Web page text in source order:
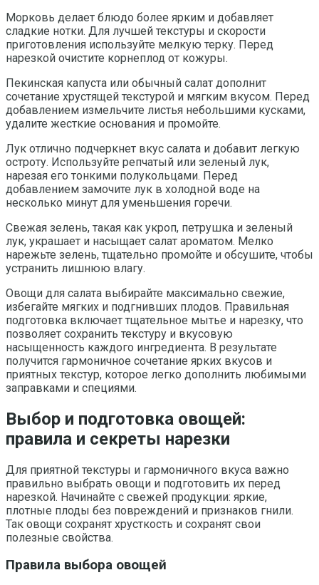
Морковь делает блюдо более ярким и добавляет
сладкие нотки. Для лучшей текстуры и скорости
приготовления используйте мелкую терку. Перед
нарезкой очистите корнеплод от кожуры.
Пекинская капуста или обычный салат дополнит
сочетание хрустящей текстурой и мягким вкусом. Перед
добавлением измельчите листья небольшими кусками,
удалите жесткие основания и промойте.
Лук отлично подчеркнет вкус салата и добавит легкую
остроту. Используйте репчатый или зеленый лук,
нарезая его тонкими полукольцами. Перед
добавлением замочите лук в холодной воде на
несколько минут для уменьшения горечи.
Свежая зелень, такая как укроп, петрушка и зеленый
лук, украшает и насыщает салат ароматом. Мелко
нарежьте зелень, тщательно промойте и обсушите, чтобы
устранить лишнюю влагу.
Овощи для салата выбирайте максимально свежие,
избегайте мягких и подгнивших плодов. Правильная
подготовка включает тщательное мытье и нарезку, что
позволяет сохранить текстуру и вкусовую
насыщенность каждого ингредиента. В результате
получится гармоничное сочетание ярких вкусов и
приятных текстур, которое легко дополнить любимыми
заправками и специями.
Выбор и подготовка овощей:
правила и секреты нарезки
Для приятной текстуры и гармоничного вкуса важно
правильно выбрать овощи и подготовить их перед
нарезкой. Начинайте с свежей продукции: яркие,
плотные плоды без повреждений и признаков гнили.
Так овощи сохранят хрусткость и сохранят свои
полезные свойства.
Правила выбора овощей